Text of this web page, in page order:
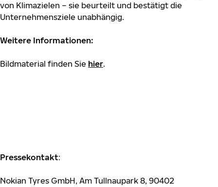
von Klimazielen – sie beurteilt und bestätigt die
Unternehmensziele unabhängig.
Weitere Informationen:
Bildmaterial finden Sie hier.
Pressekontakt:
Nokian Tyres GmbH, Am Tullnaupark 8, 90402